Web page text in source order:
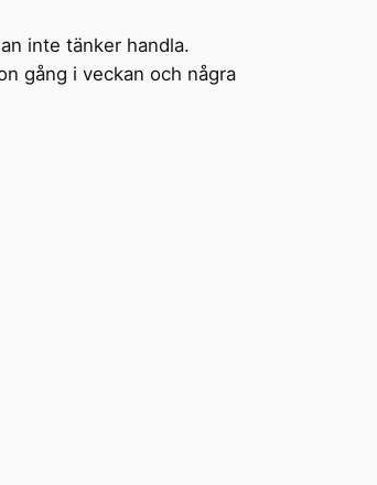
inte tänker handla.
gång i veckan och några